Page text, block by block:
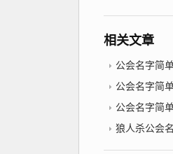
相关文章
公会名字简单
公会名字简单霸
公会名字简单霸
狼人杀公会名